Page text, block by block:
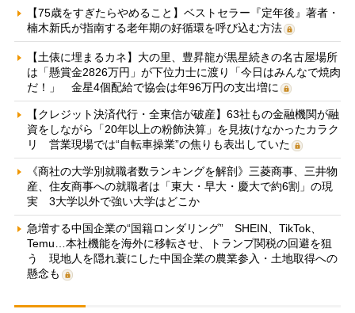
【75歳をすぎたらやめること】ベストセラー『定年後』著者・
楠木新氏が指南する老年期の好循環を呼び込む方法
【土俵に埋まるカネ】大の里、豊昇龍が黒星続きの名古屋場所
は「懸賞金2826万円」が下位力士に渡り「今日はみんなで焼肉
だ！」 金星4個配給で協会は年96万円の支出増に
【クレジット決済代行・全東信が破産】63社もの金融機関が融
資をしながら「20年以上の粉飾決算」を見抜けなかったカラク
リ 営業現場では“自転車操業”の焦りも表出していた
《商社の大学別就職者数ランキングを解剖》三菱商事、三井物
産、住友商事への就職者は「東大・早大・慶大で約6割」の現
実 3大学以外で強い大学はどこか
急増する中国企業の“国籍ロンダリング” SHEIN、TikTok、
Temu…本社機能を海外に移転させ、トランプ関税の回避を狙
う 現地人を隠れ蓑にした中国企業の農業参入・土地取得への
懸念も